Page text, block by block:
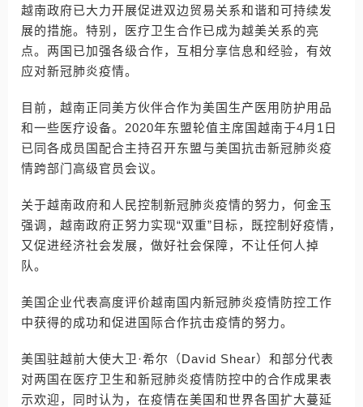
越南政府已大力开展促进双边贸易关系和谐和可持续发
展的措施。特别，医疗卫生合作已成为越美关系的亮
点。两国已加强各级合作，互相分享信息和经验，有效
应对新冠肺炎疫情。
目前，越南正同美方伙伴合作为美国生产医用防护用品
和一些医疗设备。2020年东盟轮值主席国越南于4月1日
已同各成员国配合主持召开东盟与美国抗击新冠肺炎疫
情跨部门高级官员会议。
关于越南政府和人民控制新冠肺炎疫情的努力，何金玉
强调，越南政府正努力实现“双重”目标，既控制好疫情，
又促进经济社会发展，做好社会保障，不让任何人掉
队。
美国企业代表高度评价越南国内新冠肺炎疫情防控工作
中获得的成功和促进国际合作抗击疫情的努力。
美国驻越前大使大卫·希尔（David Shear）和部分代表
对两国在医疗卫生和新冠肺炎疫情防控中的合作成果表
示欢迎，同时认为，在疫情在美国和世界各国扩大蔓延